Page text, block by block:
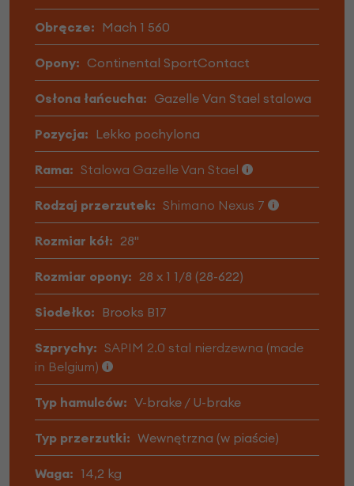
Obręcze: Mach 1 560
Opony: Continental SportContact
Osłona łańcucha: Gazelle Van Stael stalowa
Pozycja: Lekko pochylona
Rama: Stalowa Gazelle Van Stael
Rodzaj przerzutek: Shimano Nexus 7
Rozmiar kół: 28"
Rozmiar opony: 28 x 1 1/8 (28-622)
Siodełko: Brooks B17
Szprychy: SAPIM 2.0 stal nierdzewna (made
in Belgium)
Typ hamulców: V-brake / U-brake
Typ przerzutki: Wewnętrzna (w piaście)
Waga: 14,2 kg